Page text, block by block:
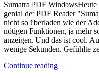
Sumatra PDF
genial der PDF Reader
nicht so überladen wie der
nötigen Funktionen, ja mehr
anzeigen. Und das ist cool.
wenige Sekunden. Gefühlte
Continue reading"FdW: